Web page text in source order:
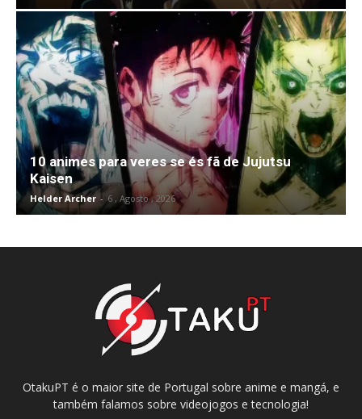
10 animes para veres se és fã de Jujutsu
Kaisen
Helder Archer - 6 , Agosto , 2026
OtakuPT é o maior site de Portugal sobre anime e mangá, e
também falamos sobre videojogos e tecnologia!